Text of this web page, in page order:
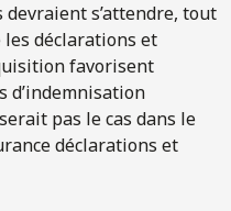
s’attendre, tout
les déclarations et
favorisent
d’indemnisation
pas le cas dans le
déclarations et